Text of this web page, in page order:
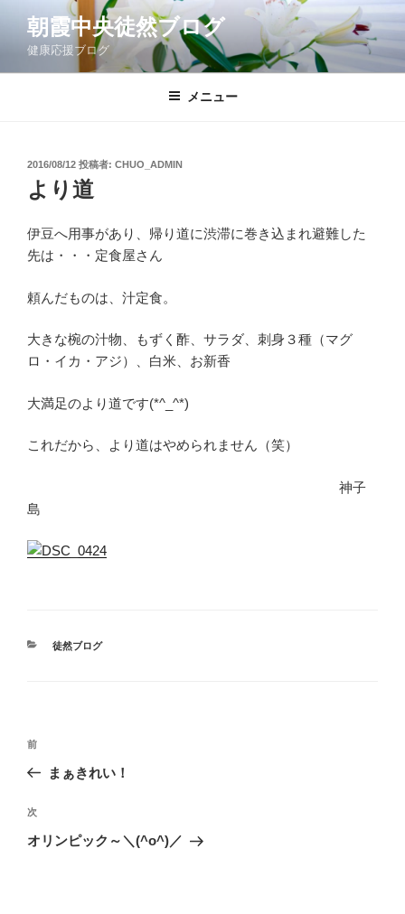
ン
朝霞中央徒然ブログ
健康応援ブログ
メニュー
投
日:
2016/08/12 投稿者: CHUO_ADMIN
より道
伊豆へ用事があり、帰り道に渋滞に巻き込まれ避難した
先は・・・定食屋さん
頼んだものは、汁定食。
大きな椀の汁物、もずく酢、サラダ、刺身３種（マグ
ロ・イカ・アジ）、白米、お新香
大満足のより道です(*^_^*)
これだから、より道はやめられません（笑）
神子
島
カ
徒然ブログ
投
ビ
ゲ
前
の
稿
前
まぁきれい！
次
の
次
オリンピック～＼(^o^)／